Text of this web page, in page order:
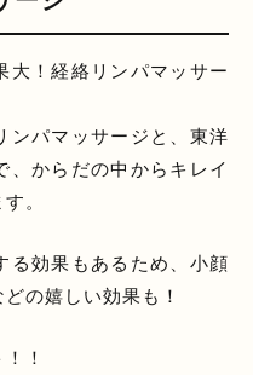
大！経絡リンパマッサー
ンパマッサージと、東洋
、からだの中からキレイ
。
る効果もあるため、小顔
の嬉しい効果も！
！